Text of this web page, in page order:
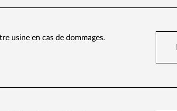
usine en cas de dommages.